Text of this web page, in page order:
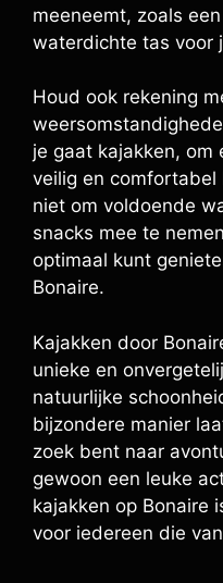
meeneemt, zoals
waterdichte tas voor
Houd ook rekening
je gaat kajakken, om
veilig en
niet om voldoende
snacks mee te
optimaal kunt
Bonaire.
Kajakken door
unieke en
natuurlijke
bijzondere manier
zoek bent naar
gewoon een leuke
kajakken op Bonaire
voor iedereen die